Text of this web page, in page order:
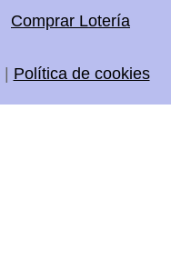
Comprar Lotería
| Política de cookies